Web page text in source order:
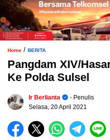
Home / BERITA
Pangdam XIV/
Ke Polda Sulsel
Ir Berlianta
- Penulis
Selasa, 20 April 2021